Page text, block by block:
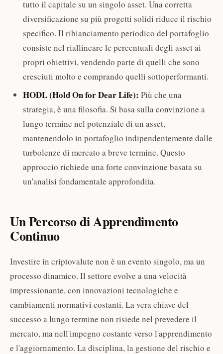
tutto il capitale su un singolo asset. Una corretta
diversificazione su più progetti solidi riduce il rischio
specifico. Il ribianciamento periodico del portafoglio
consiste nel riallineare le percentuali degli asset ai
propri obiettivi, vendendo parte di quelli che sono
cresciuti molto e comprando quelli sottoperformanti.
HODL (Hold On for Dear Life): Più che una
strategia, è una filosofia. Si basa sulla convinzione a
lungo termine nel potenziale di un asset,
mantenendolo in portafoglio indipendentemente dalle
turbolenze di mercato a breve termine. Questo
approccio richiede una forte convinzione basata su
un'analisi fondamentale approfondita.
Un Percorso di Apprendimento
Continuo
Investire in criptovalute non è un evento singolo, ma un
processo dinamico. Il settore evolve a una velocità
impressionante, con innovazioni tecnologiche e
cambiamenti normativi costanti. La vera chiave del
successo a lungo termine non risiede nel prevedere il
mercato, ma nell'impegno costante verso l'apprendimento
e l'aggiornamento. La disciplina, la gestione del rischio e